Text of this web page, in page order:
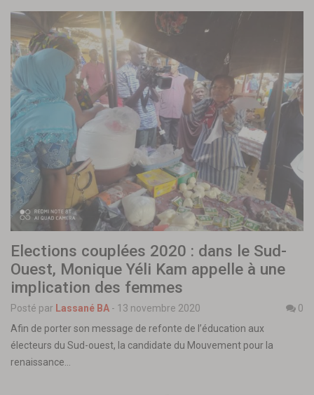
Elections couplées 2020 : dans le Sud-
Ouest, Monique Yéli Kam appelle à une
implication des femmes
Posté par Lassané BA - 13 novembre 2020
0
Afin de porter son message de refonte de l’éducation aux
électeurs du Sud-ouest, la candidate du Mouvement pour la
renaissance…